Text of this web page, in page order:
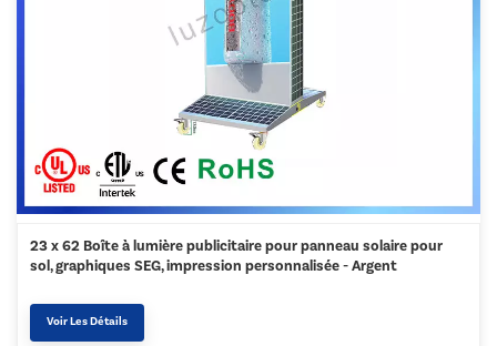
23 x 62 Boîte à lumière publicitaire pour panneau solaire pour
sol, graphiques SEG, impression personnalisée - Argent
Voir Les Détails